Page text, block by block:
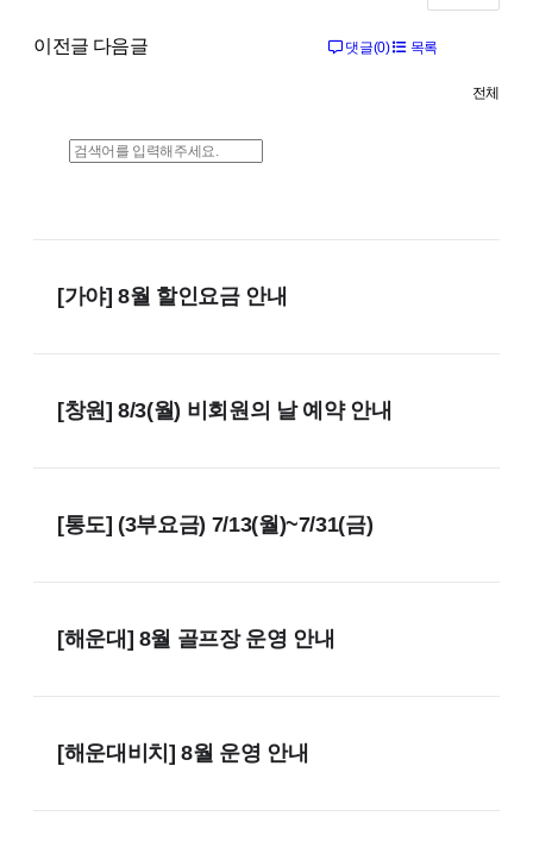
이전글 다음글 댓글(0) 목록
전체
[가야] 8월 할인요금 안내
[창원] 8/3(월) 비회원의 날 예약 안내
[통도] (3부요금) 7/13(월)~7/31(금)
[해운대] 8월 골프장 운영 안내
[해운대비치] 8월 운영 안내